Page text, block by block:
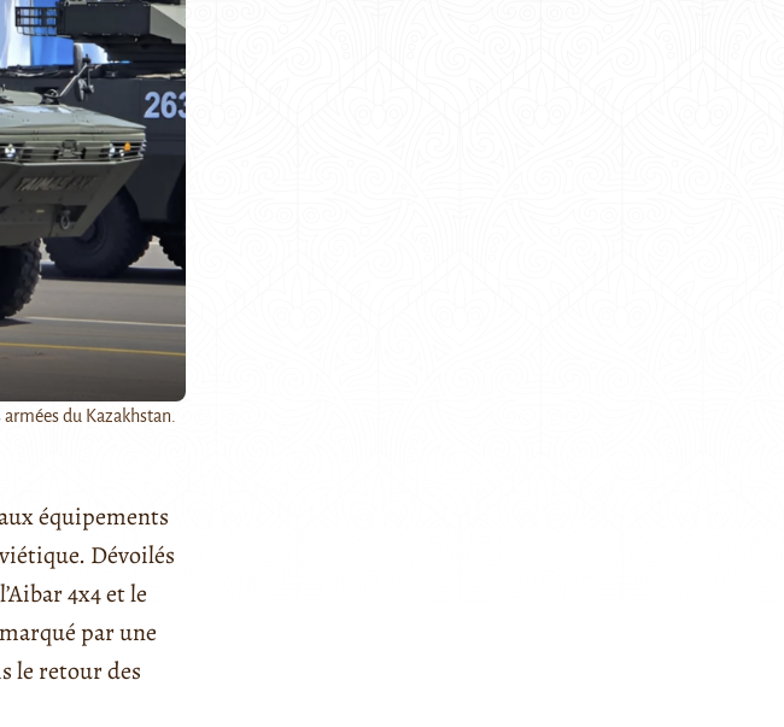
du Kazakhstan.
équipements
Dévoilés
4x4 et le
par une
le retour des